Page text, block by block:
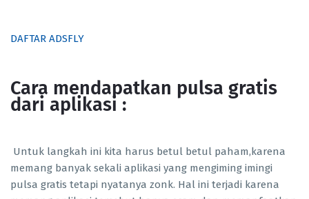
DAFTAR ADSFLY
Cara mendapatkan pulsa gratis
dari aplikasi :
Untuk langkah ini kita harus betul betul paham,karena
memang banyak sekali aplikasi yang mengiming imingi
pulsa gratis tetapi nyatanya zonk. Hal ini terjadi karena